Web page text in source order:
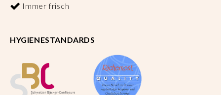
Immer frisch
HYGIENESTANDARDS